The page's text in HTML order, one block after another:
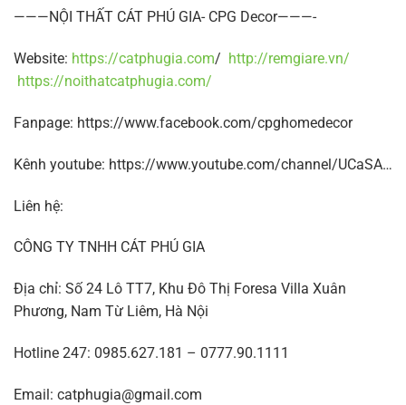
———NỘI THẤT CÁT PHÚ GIA- CPG Decor———-
Website: https://catphugia.com/ http://remgiare.vn/
https://noithatcatphugia.com/
Fanpage: https://www.facebook.com/cpghomedecor
Kênh youtube: https://www.youtube.com/channel/UCaSA…
Liên hệ:
CÔNG TY TNHH CÁT PHÚ GIA
Địa chỉ: Số 24 Lô TT7, Khu Đô Thị Foresa Villa Xuân
Phương, Nam Từ Liêm, Hà Nội
Hotline 247: 0985.627.181 – 0777.90.1111
Email: catphugia@gmail.com